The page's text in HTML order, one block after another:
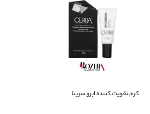
کرم تقویت کننده ابرو سریتا